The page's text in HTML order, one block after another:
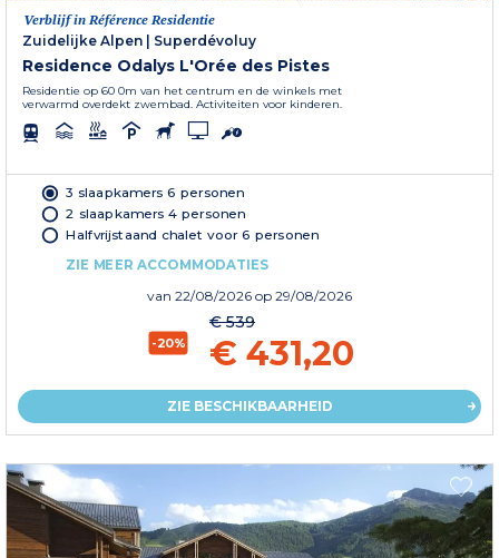
Verblijf in Référence Residentie
Zuidelijke Alpen
Superdévoluy
Residence Odalys L'Orée des Pistes
Residentie op 60 0m van het centrum en de winkels met
verwarmd overdekt zwembad. Activiteiten voor kinderen.
3 slaapkamers 6 personen
2 slaapkamers 4 personen
Halfvrijstaand chalet voor 6 personen
ZIE MEER ACCOMMODATIES
van 22/08/2026 op 29/08/2026
-20%
€ 539
€ 431,20
ZIE BESCHIKBAARHEID